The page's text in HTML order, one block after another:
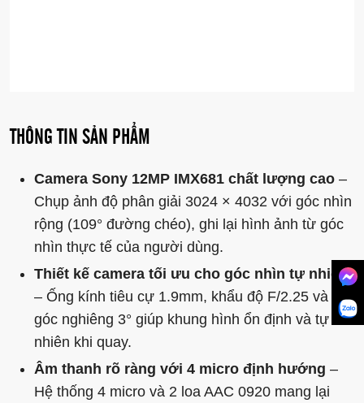
THÔNG TIN SẢN PHẨM
Camera Sony 12MP IMX681 chất lượng cao –
Chụp ảnh độ phân giải 3024 × 4032 với góc nhìn
rộng (109° đường chéo), ghi lại hình ảnh từ góc
nhìn thực tế của người dùng.
Thiết kế camera tối ưu cho góc nhìn tự nhiên
– Ống kính tiêu cự 1.9mm, khẩu độ F/2.25 và
góc nghiêng 3° giúp khung hình ổn định và tự
nhiên khi quay.
Âm thanh rõ ràng với 4 micro định hướng –
Hệ thống 4 micro và 2 loa AAC 0920 mang lại